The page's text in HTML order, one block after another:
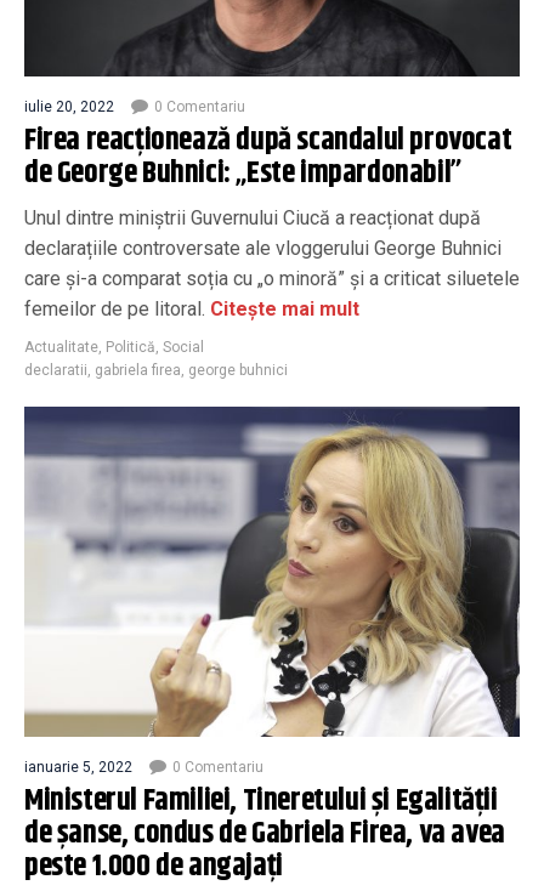
iulie 20, 2022 0 Comentariu
Firea reacționează după scandalul provocat
de George Buhnici: „Este impardonabil”
Unul dintre miniștrii Guvernului Ciucă a reacționat după
declarațiile controversate ale vloggerului George Buhnici
care și-a comparat soția cu „o minoră” și a criticat siluetele
femeilor de pe litoral. Citește mai mult
Actualitate, Politică, Social
declaratii, gabriela firea, george buhnici
ianuarie 5, 2022 0 Comentariu
Ministerul Familiei, Tineretului şi Egalităţii
de şanse, condus de Gabriela Firea, va avea
peste 1.000 de angajați